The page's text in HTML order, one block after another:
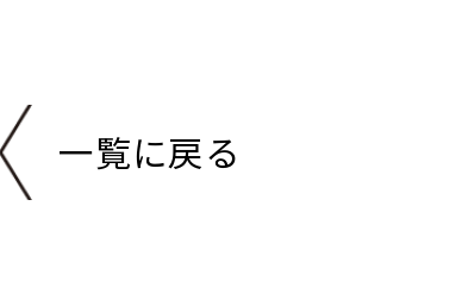
一覧に戻る